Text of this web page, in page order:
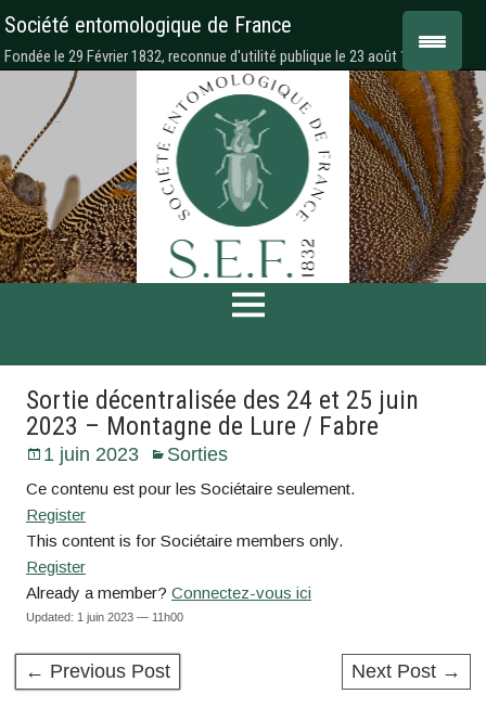
Société entomologique de France
Fondée le 29 Février 1832, reconnue d'utilité publique le 23 août 1878
Sortie décentralisée des 24 et 25 juin
2023 – Montagne de Lure / Fabre
1 juin 2023 Sorties
Ce contenu est pour les Sociétaire seulement.
Register
This content is for Sociétaire members only.
Register
Already a member? Connectez-vous ici
Updated: 1 juin 2023 — 11h00
← Previous Post Next Post →